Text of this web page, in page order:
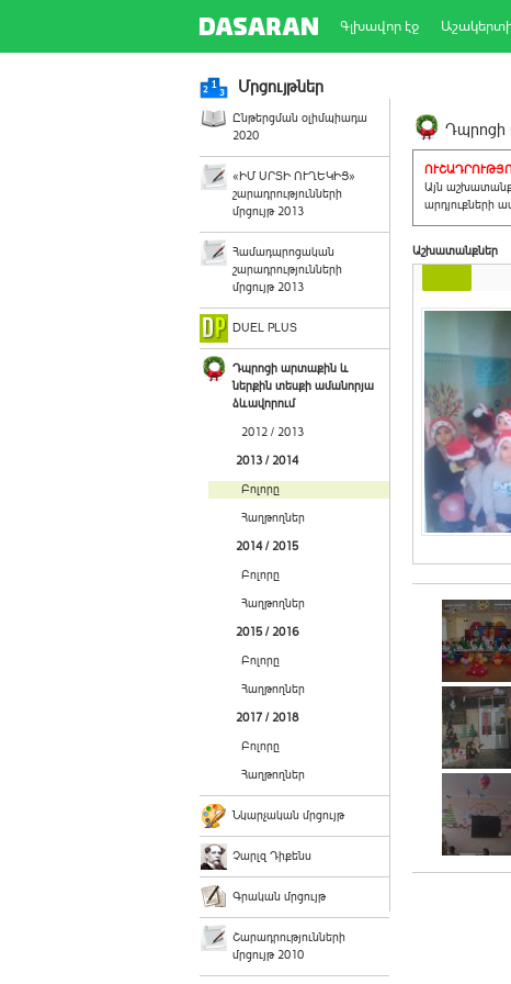
Գլխավոր էջ
Մրցույթներ
Ընթերցման օլիմպիադա
2020
«ԻՄ ՍՐՏԻ ՈՒՂԵԿԻՑ»
շարադրությունների
մրցույթ 2013
Համադպրոցական
շարադրությունների
մրցույթ 2013
DUEL PLUS
Դպրոցի արտաքին և
ներքին տեսքի ամանորյա
ձևավորում
2012 / 2013
2013 / 2014
Բոլորը
Հաղթողներ
2014 / 2015
Բոլորը
Հաղթողներ
2015 / 2016
Բոլորը
Հաղթողներ
2017 / 2018
Բոլորը
Հաղթողներ
Նկարչական մրցույթ
Չարլզ Դիքենս
Գրական մրցույթ
Շարադրությունների
մրցույթ 2010
Դպրոցի
Այն
արդյուքների
Աշխատանքներ